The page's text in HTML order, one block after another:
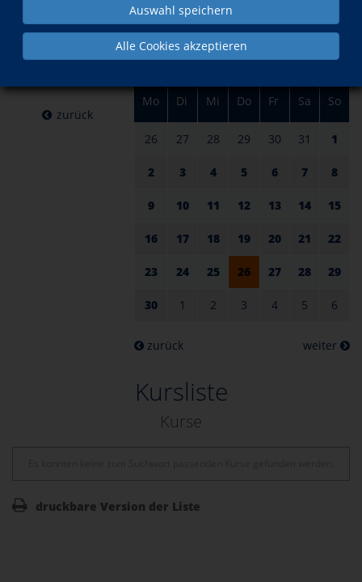
Auswahl speichern
Alle Cookies akzeptieren
im Juni
Mo Di Mi Do Fr Sa So
26 27 28 29 30 31 1
2 3 4 5 6 7 8
9 10 11 12 13 14 15
16 17 18 19 20 21 22
23 24 25 26 27 28 29
30 1 2 3 4 5 6
zurück weiter
am 26.
Juni 2025
zurück
Kursliste
Kurse
druckbare Version der Liste